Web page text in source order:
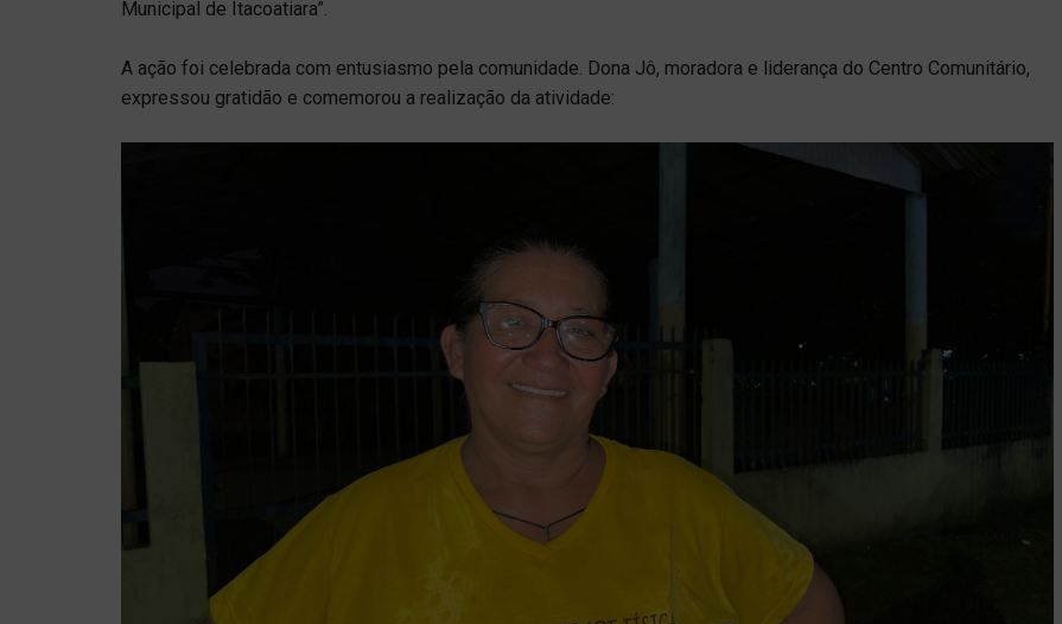
Municipal de Itacoatiara”.
A ação foi celebrada com entusiasmo pela comunidade. Dona Jô, moradora e liderança do Centro Comunitário,
expressou gratidão e comemorou a realização da atividade: